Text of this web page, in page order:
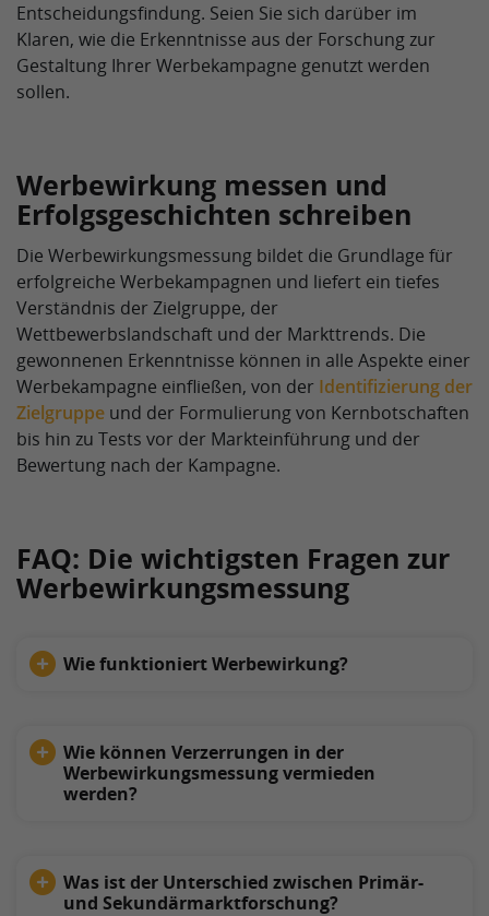
Entscheidungsfindung. Seien Sie sich darüber im
Klaren, wie die Erkenntnisse aus der Forschung zur
Gestaltung Ihrer Werbekampagne genutzt werden
sollen.
Werbewirkung messen und
Erfolgsgeschichten schreiben
Die Werbewirkungsmessung bildet die Grundlage für
erfolgreiche Werbekampagnen und liefert ein tiefes
Verständnis der Zielgruppe, der
Wettbewerbslandschaft und der Markttrends. Die
gewonnenen Erkenntnisse können in alle Aspekte einer
Werbekampagne einfließen, von der Identifizierung der
Zielgruppe und der Formulierung von Kernbotschaften
bis hin zu Tests vor der Markteinführung und der
Bewertung nach der Kampagne.
FAQ: Die wichtigsten Fragen zur
Werbewirkungsmessung
Wie funktioniert Werbewirkung?
Wie können Verzerrungen in der
Werbewirkungsmessung vermieden
werden?
Was ist der Unterschied zwischen Primär-
und Sekundärmarktforschung?